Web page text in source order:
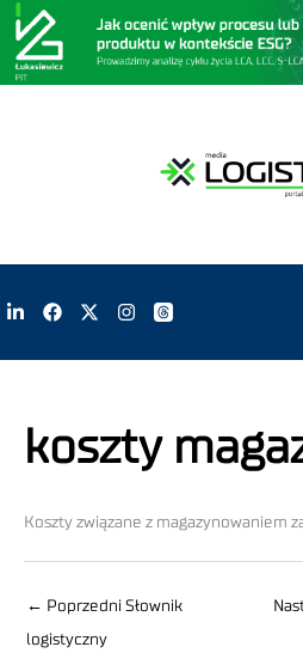
koszty
Koszty związane z magazynowaniem
← Poprzedni Słownik
logistyczny